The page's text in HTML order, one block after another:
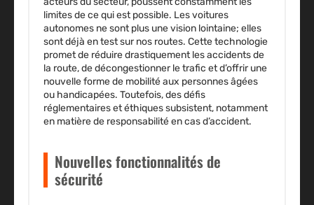
limites de ce qui est possible. Les voitures
autonomes ne sont plus une vision lointaine; elles
sont déjà en test sur nos routes. Cette technologie
promet de réduire drastiquement les accidents de
la route, de décongestionner le trafic et d’offrir une
nouvelle forme de mobilité aux personnes âgées
ou handicapées. Toutefois, des défis
réglementaires et éthiques subsistent, notamment
en matière de responsabilité en cas d’accident.
Nouvelles fonctionnalités de
sécurité